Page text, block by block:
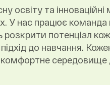
освіту та
У нас працює команда
розкрити потенціал
до навчання.
середовище